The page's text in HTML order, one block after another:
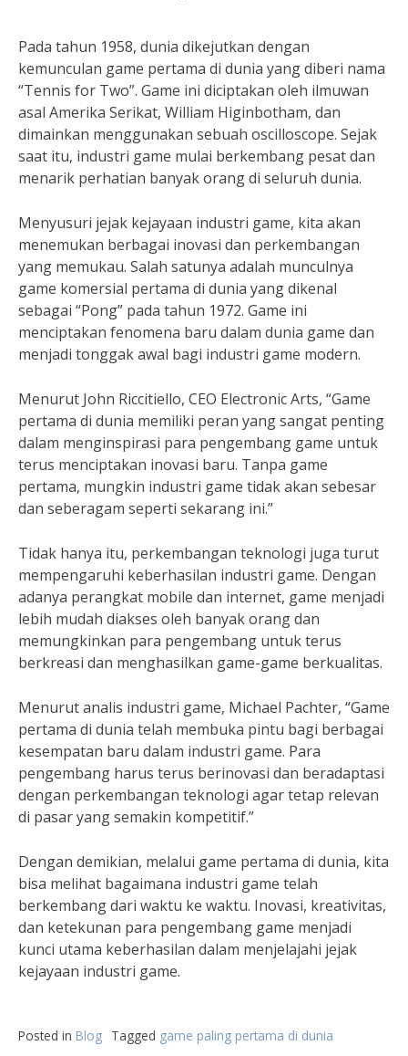
Pada tahun 1958, dunia dikejutkan dengan
kemunculan game pertama di dunia yang diberi nama
“Tennis for Two”. Game ini diciptakan oleh ilmuwan
asal Amerika Serikat, William Higinbotham, dan
dimainkan menggunakan sebuah oscilloscope. Sejak
saat itu, industri game mulai berkembang pesat dan
menarik perhatian banyak orang di seluruh dunia.
Menyusuri jejak kejayaan industri game, kita akan
menemukan berbagai inovasi dan perkembangan
yang memukau. Salah satunya adalah munculnya
game komersial pertama di dunia yang dikenal
sebagai “Pong” pada tahun 1972. Game ini
menciptakan fenomena baru dalam dunia game dan
menjadi tonggak awal bagi industri game modern.
Menurut John Riccitiello, CEO Electronic Arts, “Game
pertama di dunia memiliki peran yang sangat penting
dalam menginspirasi para pengembang game untuk
terus menciptakan inovasi baru. Tanpa game
pertama, mungkin industri game tidak akan sebesar
dan seberagam seperti sekarang ini.”
Tidak hanya itu, perkembangan teknologi juga turut
mempengaruhi keberhasilan industri game. Dengan
adanya perangkat mobile dan internet, game menjadi
lebih mudah diakses oleh banyak orang dan
memungkinkan para pengembang untuk terus
berkreasi dan menghasilkan game-game berkualitas.
Menurut analis industri game, Michael Pachter, “Game
pertama di dunia telah membuka pintu bagi berbagai
kesempatan baru dalam industri game. Para
pengembang harus terus berinovasi dan beradaptasi
dengan perkembangan teknologi agar tetap relevan
di pasar yang semakin kompetitif.”
Dengan demikian, melalui game pertama di dunia, kita
bisa melihat bagaimana industri game telah
berkembang dari waktu ke waktu. Inovasi, kreativitas,
dan ketekunan para pengembang game menjadi
kunci utama keberhasilan dalam menjelajahi jejak
kejayaan industri game.
Posted in Blog Tagged game paling pertama di dunia